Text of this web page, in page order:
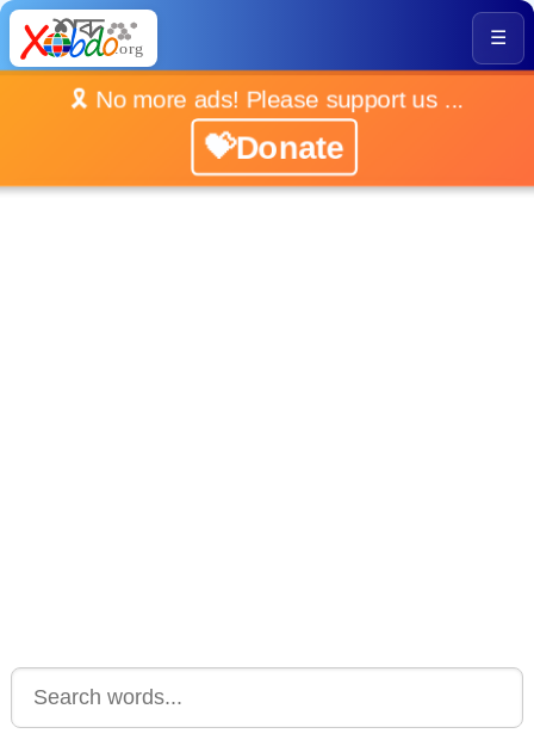
☰
🎗️ No more ads! Please support us ...
💝Donate